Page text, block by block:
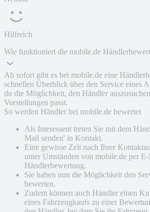
Hilfreich
Wie funktioniert die mobile.de
Ab sofort gibt es bei mobile.de eine
schnellen Überblick über den Service eines
du die Möglichkeit, den Händler
Vorstellungen passt.
So werden Händler bei mobile.de bewertet
Als Interessent treten Sie mit dem
Mail senden' in Kontakt.
Eine gewisse Zeit nach Ihrer
unter Umständen von mobile.de per
Händlerbewertung.
Sie haben nun die Möglichkeit den
bewerten.
Zudem können auch Händler einen
eines Fahrzeugkaufs zu einer